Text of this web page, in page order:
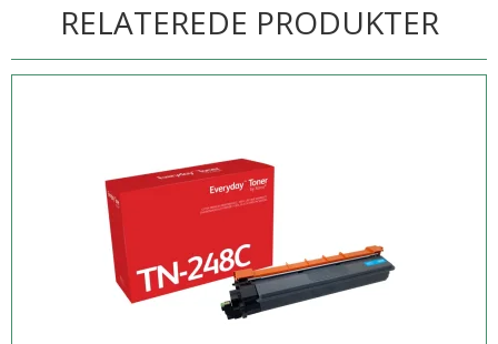
RELATEREDE PRODUKTER